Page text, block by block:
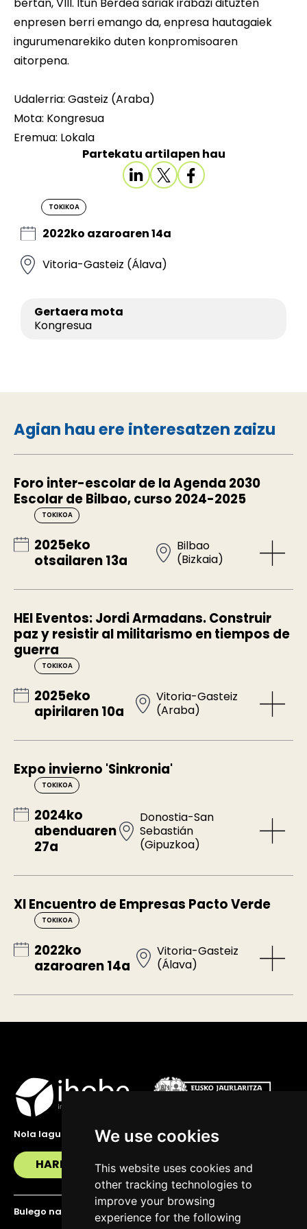
We use cookies
This website uses cookies and
other tracking technologies to
improve your browsing
experience for the following
enpresen berri emango da, enpresa hautagaiek
ingurumenarekiko duten konpromisoaren
aitorpena.
Udalerria: Gasteiz (Araba)
Mota: Kongresua
Eremua: Lokala
Partekatu artilapen hau
TOKIKOA
2022ko azaroaren 14a
Vitoria-Gasteiz (Álava)
Gertaera mota
Kongresua
Agian hau ere interesatzen zaizu
Foro inter-escolar de la Agenda 2030
Escolar de Bilbao, curso 2024-2025
TOKIKOA
2025eko
otsailaren 13a
Bilbao
(Bizkaia)
HEI Eventos: Jordi Armadans. Construir
paz y resistir al militarismo en tiempos de
guerra
TOKIKOA
2025eko
apirilaren 10a
Vitoria-Gasteiz
(Araba)
Expo invierno 'Sinkronia'
TOKIKOA
2024ko
abenduaren
27a
Donostia-San
Sebastián
(Gipuzkoa)
XI Encuentro de Empresas Pacto Verde
TOKIKOA
2022ko
azaroaren 14a
Vitoria-Gasteiz
(Álava)
Nola lagundu zaitzakegu?
HARREMANETAN JARRI
Bulego nagusia